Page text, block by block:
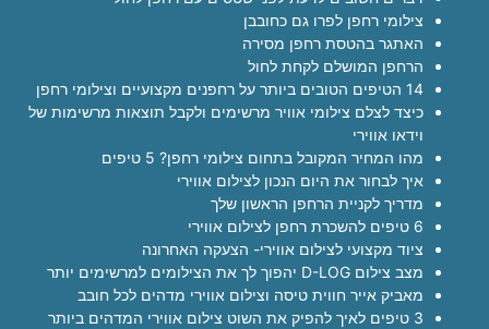
צילומי רחפן לפרו גם כחובבן
האתגר בהטסת רחפן מסירה
הרחפן המושלם לקחת לחול
14 הטיפים הטובים ביותר על רחפנים מקצועיים וצילומי רחפן
כיצד לצלם צילומי אוויר מרשימים ולקבל תוצאות מרשימות של
וידאו אווירי
מהו המחיר המקובל בתחום צילומי רחפן? 5 טיפים
איך לבחור את היום הנכון לצילום אווירי
מדריך לקניית הרחפן הראשון שלך
6 טיפים להשכרת רחפן לצילום אווירי
ציוד מקצועי לצילום אווירי- הצעקה האחרונה
מצב צילום D-LOG יהפוך לך את הצילומים למרשימים יותר
מאביק אייר חווית טיסה וצילום אווירי מדהים לכל חובב
3 טיפים לאיך להפיק את השוט צילום אווירי המדהים ביותר